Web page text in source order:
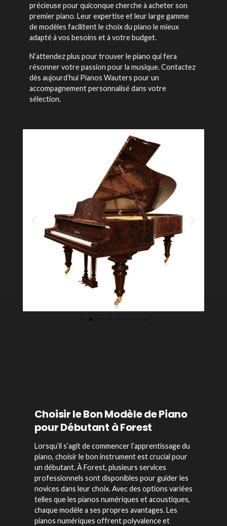
précieuse pour quiconque cherche à acheter son
premier piano. Leur expertise et leur large gamme
de modèles facilitent le choix du piano le mieux
adapté à vos besoins et à votre budget.
N’attendez plus pour trouver le piano qui fera
résonner votre passion pour la musique. Contactez
dès aujourd’hui Pianos Wauters pour un
accompagnement personnalisé dans votre
sélection.
Choisir le Bon Modèle de Piano
pour Débutant à Forest
Lorsqu’il s’agit de commencer l’apprentissage du
piano, choisir le bon instrument est crucial pour
un débutant. À Forest, plusieurs services
professionnels sont disponibles pour guider les
novices dans leur choix. Avec des options variées
telles que les pianos numériques et acoustiques,
chaque modèle a ses propres avantages. Les
pianos numériques offrent polyvalence et